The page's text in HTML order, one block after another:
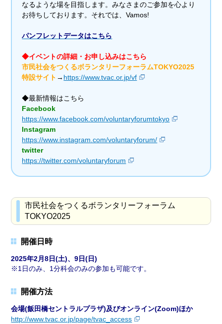
なるような場を目指します。みなさまのご参加を心より
お待ちしております。それでは、Vamos!
パンフレットデータはこちら
◆イベントの詳細・お申し込みはこちら
市民社会をつくるボランタリーフォーラムTOKYO2025
特設サイト → https://www.tvac.or.jp/vf
◆最新情報はこちら
Facebook
https://www.facebook.com/voluntaryforumtokyo
Instagram
https://www.instagram.com/voluntaryforum/
twitter
https://twitter.com/voluntaryforum
市民社会をつくるボランタリーフォーラム
TOKYO2025
開催日時
2025年2月8日(土)、9日(日)
1日のみ、1分科会のみの参加も可能です。
開催方法
会場(飯田橋セントラルプラザ)及びオンライン(Zoom)ほか
http://www.tvac.or.jp/page/tvac_access